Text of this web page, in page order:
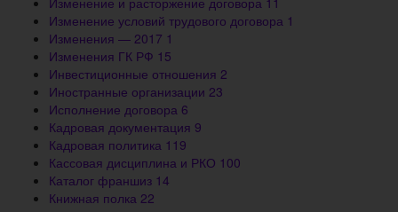
Изменение условий трудового договора 1
Изменения — 2017 1
Изменения ГК РФ 15
Инвестиционные отношения 2
Иностранные организации 23
Исполнение договора 6
Кадровая документация 9
Кадровая политика 119
Кассовая дисциплина и РКО 100
Каталог франшиз 14
Книжная полка 22